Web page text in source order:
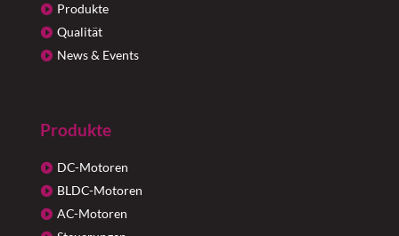
Produkte
Qualität
News & Events
Produkte
DC-Motoren
BLDC-Motoren
AC-Motoren